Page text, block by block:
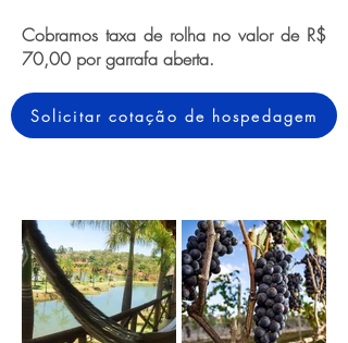
Cobramos taxa de rolha no valor de R$
70,00 por garrafa aberta.
Solicitar cotação de hospedagem